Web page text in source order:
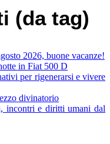
(da tag)
2026, buone vacanze!
in Fiat 500 D
per rigenerarsi e vivere
divinatorio
incontri e diritti umani dal